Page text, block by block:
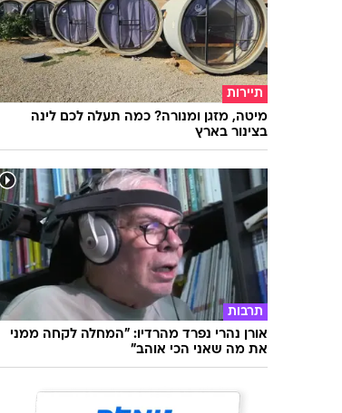
תיירות
מיטה, מזגן ומנורה? כמה תעלה לכם לינה
בצינור בארץ
תרבות
אורן נהרי נפרד מהרדיו: "המחלה לקחה ממני
את מה שאני הכי אוהב"